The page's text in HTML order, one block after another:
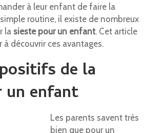
à leur enfant de faire la
routine, il existe de nombreux
la sieste pour un enfant. Cet article
découvrir ces avantages.
de la
un enfant
Les parents savent très
bien que pour un